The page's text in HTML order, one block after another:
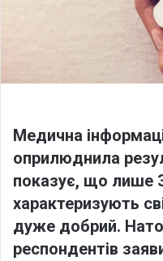
Медична
оприлюднила
показує, що лише
характеризують
дуже добрий.
респондентів